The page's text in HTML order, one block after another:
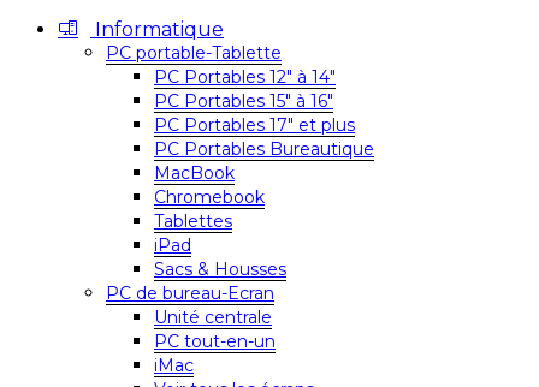
Informatique
PC portable-Tablette
PC Portables 12″ à 14″
PC Portables 15″ à 16″
PC Portables 17″ et plus
PC Portables Bureautique
MacBook
Chromebook
Tablettes
iPad
Sacs & Housses
PC de bureau-Ecran
Unité centrale
PC tout-en-un
iMac